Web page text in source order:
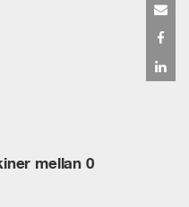
mellan 0